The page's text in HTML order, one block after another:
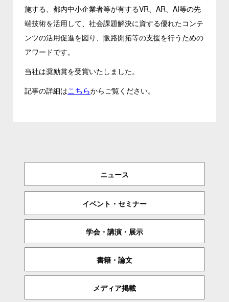
ニュース
イベント・セミナー
学会・講演・展示
書籍・論文
メディア掲載
施する、都内中小企業者等が有するVR、AR、AI等の先
端技術を活用して、社会課題解決に資する優れたコンテ
ンツの活用促進を図り、販路開拓等の支援を行うための
アワードです。
当社は奨励賞を受賞いたしました。
記事の詳細はこちらからご覧ください。